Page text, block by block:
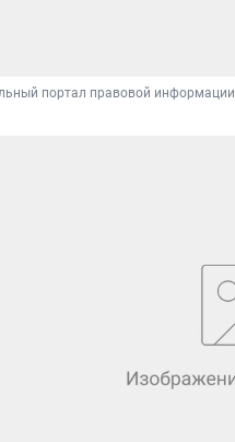
портал правовой информации